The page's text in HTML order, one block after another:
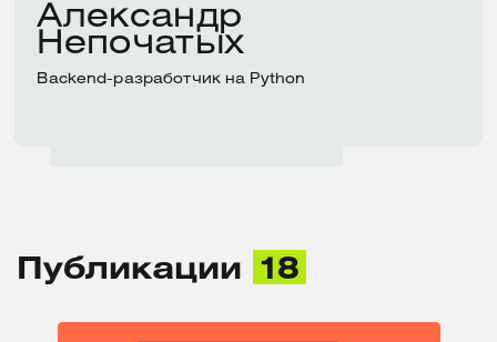
Александр
Непочатых
Backend-разработчик на Python
Публикации 18